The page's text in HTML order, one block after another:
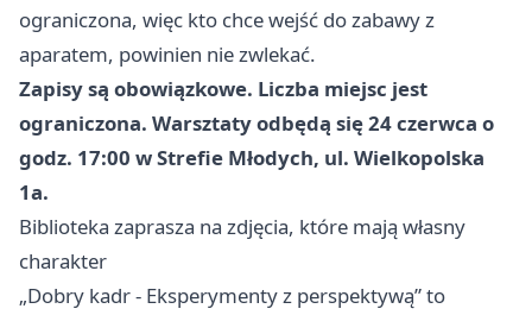
ograniczona, więc kto chce wejść do zabawy z
aparatem, powinien nie zwlekać.
Zapisy są obowiązkowe. Liczba miejsc jest
ograniczona. Warsztaty odbędą się 24 czerwca o
godz. 17:00 w Strefie Młodych, ul. Wielkopolska
1a.
Biblioteka zaprasza na zdjęcia, które mają własny
charakter
„Dobry kadr - Eksperymenty z perspektywą” to